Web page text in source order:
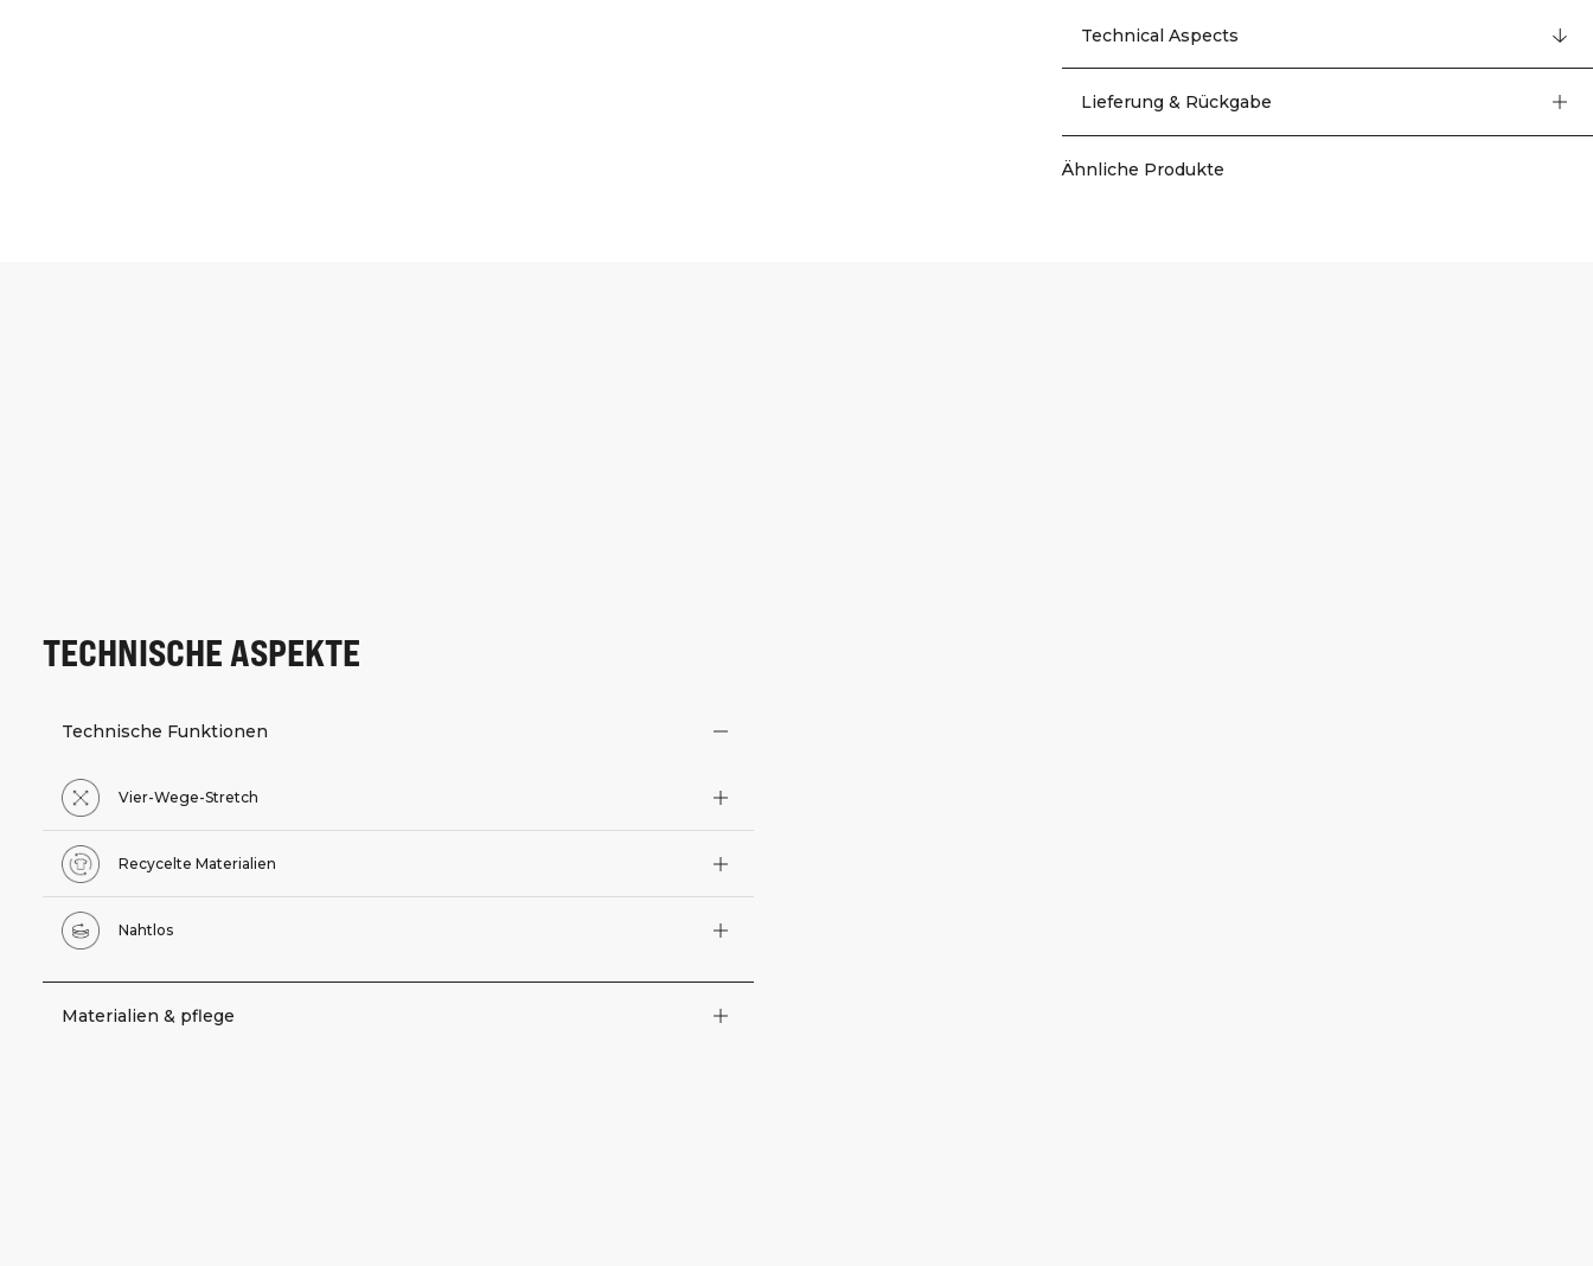
bleibt bei jeder Wiederholung, Dehnung oder jedem Schritt an Ort und Stelle,
während der Four-Way-Stretch-Stoff volle Bewegungsfreiheit bietet.
Hergestellt aus 92% recyceltem Polyamid und 8% Elastan.
Technical Aspects
Lieferung & Rückgabe
Ähnliche Produkte
TECHNISCHE ASPEKTE
Technische Funktionen
Vier-Wege-Stretch
Recycelte Materialien
Nahtlos
Materialien & pflege